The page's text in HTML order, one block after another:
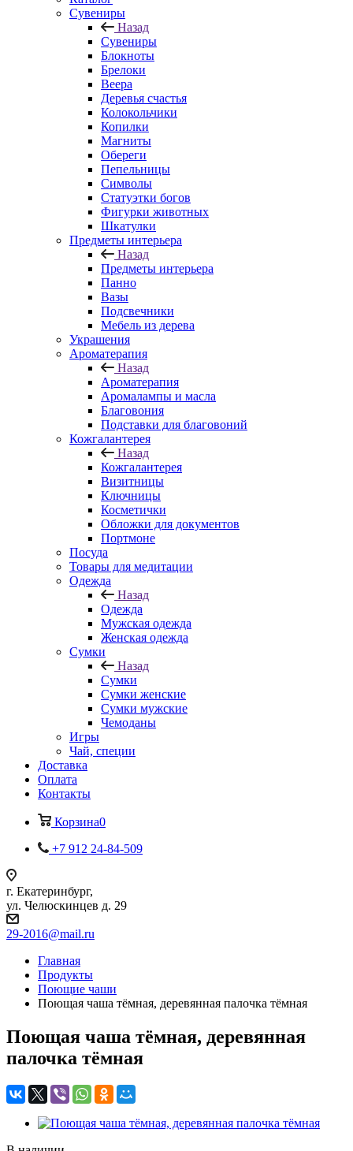
Сувениры
Назад
Сувениры
Блокноты
Брелоки
Веера
Деревья счастья
Колокольчики
Копилки
Магниты
Обереги
Пепельницы
Символы
Статуэтки богов
Фигурки животных
Шкатулки
Предметы интерьера
Назад
Предметы интерьера
Панно
Вазы
Подсвечники
Мебель из дерева
Украшения
Ароматерапия
Назад
Ароматерапия
Аромалампы и масла
Благовония
Подставки для благовоний
Кожгалантерея
Назад
Кожгалантерея
Визитницы
Ключницы
Косметички
Обложки для документов
Портмоне
Посуда
Товары для медитации
Одежда
Назад
Одежда
Мужская одежда
Женская одежда
Сумки
Назад
Сумки
Сумки женские
Сумки мужские
Чемоданы
Игры
Чай, специи
Доставка
Оплата
Контакты
Корзина0
+7 912 24-84-509
г. Екатеринбург,
ул. Челюскинцев д. 29
29-2016@mail.ru
Главная
Продукты
Поющие чаши
Поющая чаша тёмная, деревянная палочка тёмная
Поющая чаша тёмная, деревянная
палочка тёмная